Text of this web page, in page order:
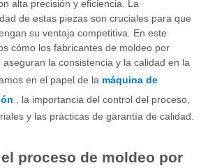
alta precisión y eficiencia. La
de estas piezas son cruciales para que
su ventaja competitiva. En este
cómo los fabricantes de moldeo por
aseguran la consistencia y la calidad en la
en el papel de la máquina de
, la importancia del control del proceso,
y las prácticas de garantía de calidad.
proceso de moldeo por